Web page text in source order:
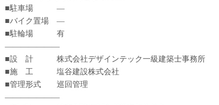
■駐車場 ―
■バイク置場 ―
■駐輪場 有
―――――――
■設 計 株式会社デザインテック一級建築士事務所
■施 工 塩谷建設株式会社
■管理形式 巡回管理
―――――――